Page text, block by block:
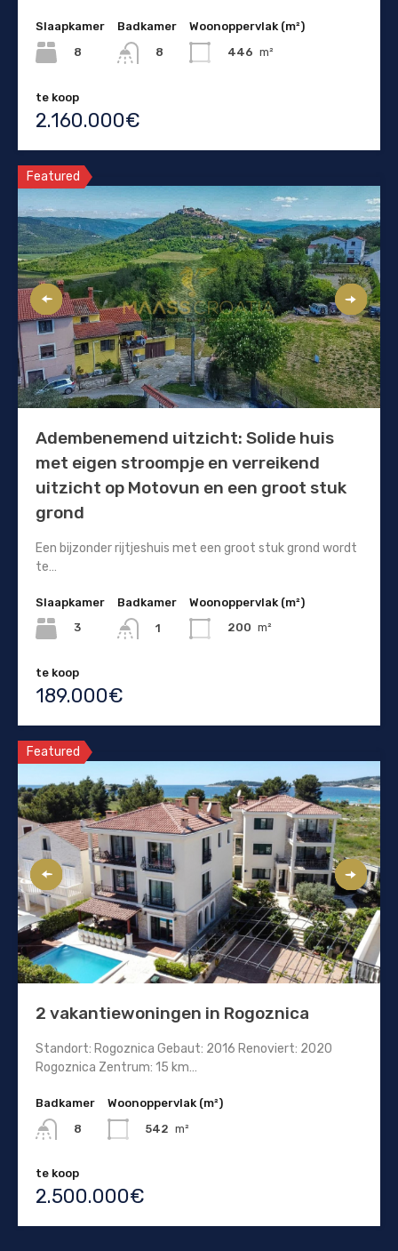
Slaapkamer
8
Badkamer
8
Woonoppervlak (m²)
446 m²
te koop
2.160.000€
Featured
Adembenemend uitzicht: Solide huis
met eigen stroompje en verreikend
uitzicht op Motovun en een groot stuk
grond
Een bijzonder rijtjeshuis met een groot stuk grond wordt
te…
Slaapkamer
3
Badkamer
1
Woonoppervlak (m²)
200 m²
te koop
189.000€
Featured
2 vakantiewoningen in Rogoznica
Standort: Rogoznica Gebaut: 2016 Renoviert: 2020
Rogoznica Zentrum: 15 km…
Badkamer
8
Woonoppervlak (m²)
542 m²
te koop
2.500.000€